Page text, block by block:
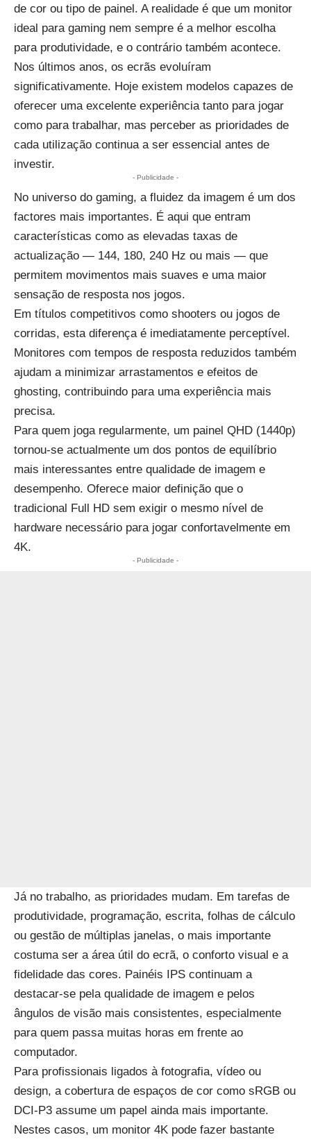
de cor ou tipo de painel. A realidade é que um monitor
ideal para gaming nem sempre é a melhor escolha
para produtividade, e o contrário também acontece.
Nos últimos anos, os ecrãs evoluíram
significativamente. Hoje existem modelos capazes de
oferecer uma excelente experiência tanto para jogar
como para trabalhar, mas perceber as prioridades de
cada utilização continua a ser essencial antes de
investir.
- Publicidade -
No universo do gaming, a fluidez da imagem é um dos
factores mais importantes. É aqui que entram
características como as elevadas taxas de
actualização — 144, 180, 240 Hz ou mais — que
permitem movimentos mais suaves e uma maior
sensação de resposta nos jogos.
Em títulos competitivos como shooters ou jogos de
corridas, esta diferença é imediatamente perceptível.
Monitores com tempos de resposta reduzidos também
ajudam a minimizar arrastamentos e efeitos de
ghosting, contribuindo para uma experiência mais
precisa.
Para quem joga regularmente, um painel QHD (1440p)
tornou-se actualmente um dos pontos de equilíbrio
mais interessantes entre qualidade de imagem e
desempenho. Oferece maior definição que o
tradicional Full HD sem exigir o mesmo nível de
hardware necessário para jogar confortavelmente em
4K.
- Publicidade -
Já no trabalho, as prioridades mudam. Em tarefas de
produtividade, programação, escrita, folhas de cálculo
ou gestão de múltiplas janelas, o mais importante
costuma ser a área útil do ecrã, o conforto visual e a
fidelidade das cores. Painéis IPS continuam a
destacar-se pela qualidade de imagem e pelos
ângulos de visão mais consistentes, especialmente
para quem passa muitas horas em frente ao
computador.
Para profissionais ligados à fotografia, vídeo ou
design, a cobertura de espaços de cor como sRGB ou
DCI-P3 assume um papel ainda mais importante.
Nestes casos, um monitor 4K pode fazer bastante